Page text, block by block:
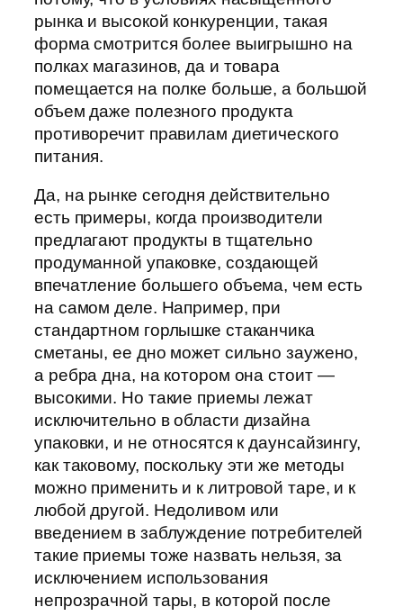
рынка и высокой конкуренции, такая
форма смотрится более выигрышно на
полках магазинов, да и товара
помещается на полке больше, а большой
объем даже полезного продукта
противоречит правилам диетического
питания.
Да, на рынке сегодня действительно
есть примеры, когда производители
предлагают продукты в тщательно
продуманной упаковке, создающей
впечатление большего объема, чем есть
на самом деле. Например, при
стандартном горлышке стаканчика
сметаны, ее дно может сильно заужено,
а ребра дна, на котором она стоит —
высокими. Но такие приемы лежат
исключительно в области дизайна
упаковки, и не относятся к даунсайзингу,
как таковому, поскольку эти же методы
можно применить и к литровой таре, и к
любой другой. Недоливом или
введением в заблуждение потребителей
такие приемы тоже назвать нельзя, за
исключением использования
непрозрачной тары, в которой после